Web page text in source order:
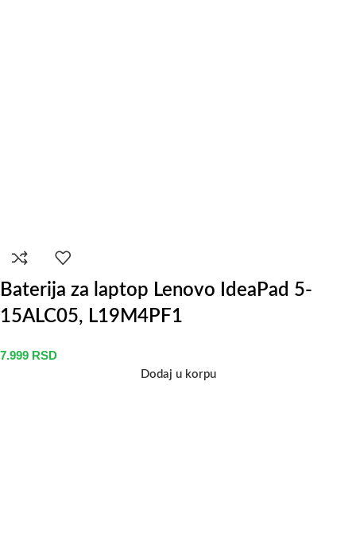
Baterija za laptop Lenovo IdeaPad 5-
15ALC05, L19M4PF1
7.999 RSD
Dodaj u korpu